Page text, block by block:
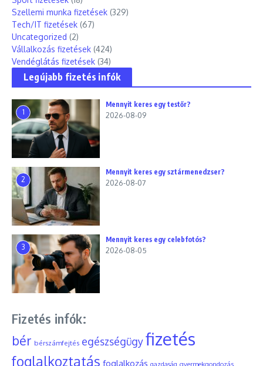
Szellemi munka fizetések (329)
Tech/IT fizetések (67)
Uncategorized (2)
Vállalkozás fizetések (424)
Vendéglátás fizetések (34)
Legújabb fizetés infók
1
Mennyit keres egy testőr?
2026-08-09
2
Mennyit keres egy sztármenedzser?
2026-08-07
3
Mennyit keres egy celebfotós?
2026-08-05
Fizetés infók:
bér bérszámfejtés egészségügyfizetés
foglalkoztatás foglalkozás gazdaság gyermekgondozás